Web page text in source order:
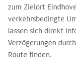
zum Zielort
verkehrsbedingte
lassen sich direkt
Verzögerungen
Route finden.